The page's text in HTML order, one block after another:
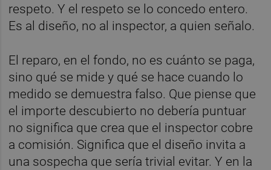
respeto. Y el respeto se lo concedo entero.
Es al diseño, no al inspector, a quien señalo.
El reparo, en el fondo, no es cuánto se paga,
sino qué se mide y qué se hace cuando lo
medido se demuestra falso. Que piense que
el importe descubierto no debería puntuar
no significa que crea que el inspector cobre
a comisión. Significa que el diseño invita a
una sospecha que sería trivial evitar. Y en la